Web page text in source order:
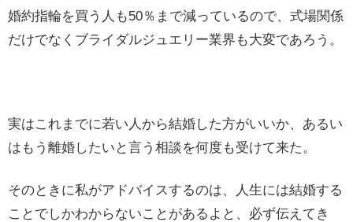
婚約指輪を買う人も50％まで減っているので、式場関係
だけでなくブライダルジュエリー業界も大変であろう。
実はこれまでに若い人から結婚した方がいいか、あるい
はもう離婚したいと言う相談を何度も受けて来た。
そのときに私がアドバイスするのは、人生には結婚する
ことでしかわからないことがあるよと、必ず伝えてき